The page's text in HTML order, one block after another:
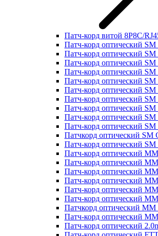
Патч-корд витой 8P8C/
Патч-корд оптический SM
Патч-корд оптический SM
Патч-корд оптический
Патч-корд оптический SM
Патч-корд оптический
Патч-корд оптический
Патч-корд оптический
Патч-корд оптический
Патч-корд оптический SM
Патч-корд оптический SM
Патчкорд оптический SM
Патч-корд оптический SM
Патч-корд оптический
Патч-корд оптический
Патч-корд оптический
Патч-корд оптический
Патч-корд оптический
Патч-корд оптический
Патчкорд оптический MM
Патч-корд оптический
Патч-корд оптический